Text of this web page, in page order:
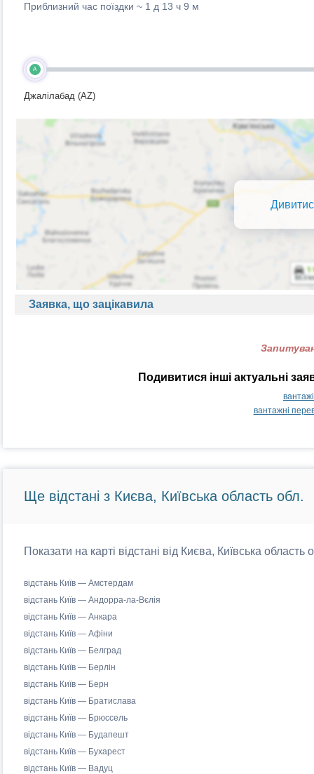
Приблизний час поїздки ~ 1 д 13 ч 9 м
A
Джалілабад (AZ)
Заявка, що зацікавила
Подивитися інші актуальні
вантажні
Ще відстані з Києва, Київська область обл.
Показати на карті відстані від Києва, Київська
відстань Київ — Амстердам
відстань Київ — Андорра-ла-Вєлія
відстань Київ — Анкара
відстань Київ — Афіни
відстань Київ — Белград
відстань Київ — Берлін
відстань Київ — Берн
відстань Київ — Братислава
відстань Київ — Брюссель
відстань Київ — Будапешт
відстань Київ — Бухарест
відстань Київ — Вадуц